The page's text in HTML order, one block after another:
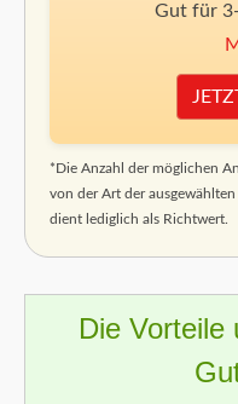
Gut für
*Die Anzahl der möglichen
von der Art der
dient lediglich als Richtwert.
Die Vorteile